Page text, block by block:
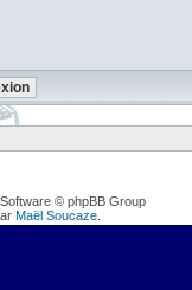
© phpBB Group
Maël Soucaze.